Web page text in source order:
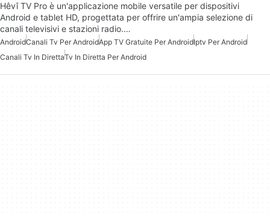
Hêvî TV Pro è un'applicazione mobile versatile per dispositivi
Android e tablet HD, progettata per offrire un'ampia selezione di
canali televisivi e stazioni radio.…
AndroidCanali Tv Per AndroidApp TV Gratuite Per AndroidIptv Per Android
Canali Tv In DirettaTv In Diretta Per Android